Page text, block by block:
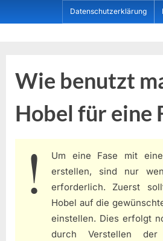
to
Datenschutzerklärung
Wie benutzt
Hobel für eine
Um eine Fase mit
erstellen, sind nur
erforderlich. Zuerst
Hobel auf die
einstellen. Dies erfolgt
durch Verstellen